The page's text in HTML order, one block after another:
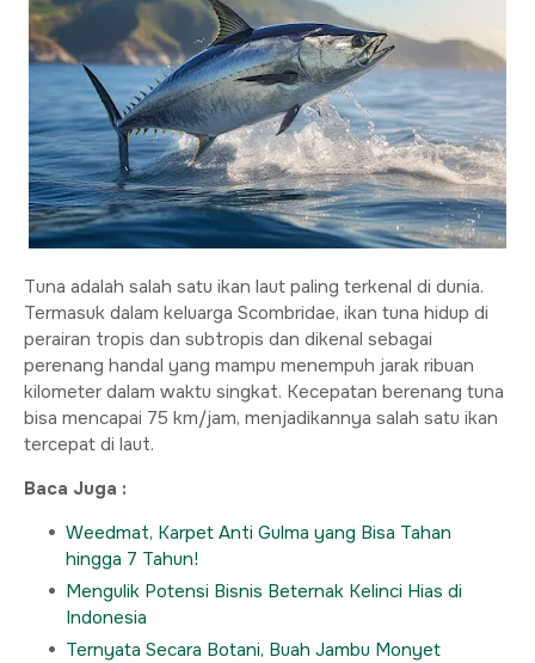
Tuna adalah salah satu ikan laut paling terkenal di dunia.
Termasuk dalam keluarga Scombridae, ikan tuna hidup di
perairan tropis dan subtropis dan dikenal sebagai
perenang handal yang mampu menempuh jarak ribuan
kilometer dalam waktu singkat. Kecepatan berenang tuna
bisa mencapai 75 km/jam, menjadikannya salah satu ikan
tercepat di laut.
Baca Juga :
Weedmat, Karpet Anti Gulma yang Bisa Tahan
hingga 7 Tahun!
Mengulik Potensi Bisnis Beternak Kelinci Hias di
Indonesia
Ternyata Secara Botani, Buah Jambu Monyet